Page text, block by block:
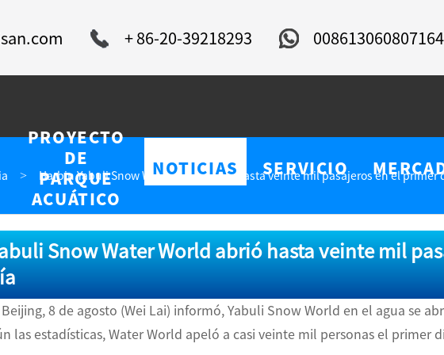
+ 86-20-39218293 008613060807164
PROYECTO
DE
PARQUE
ACUÁTICO
NOTICIAS SERVICIO
Harbin Yabuli Snow Water World abrió hasta veinte mil pasajeros en el primer
Snow Water World abrió hasta veinte mil
8 de agosto (Wei Lai) informó, Yabuli Snow World en el agua se
las estadísticas, Water World apeló a casi veinte mil personas el primer